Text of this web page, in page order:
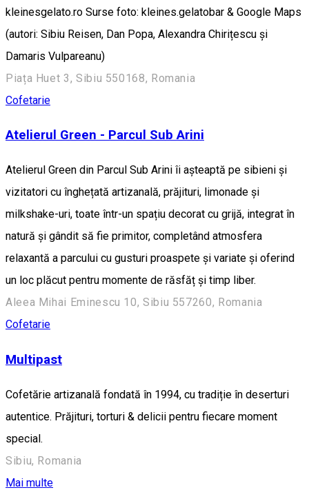
kleinesgelato.ro Surse foto: kleines.gelatobar & Google Maps
(autori: Sibiu Reisen, Dan Popa, Alexandra Chirițescu și
Damaris Vulpareanu)
Piața Huet 3, Sibiu 550168, Romania
Cofetarie
Atelierul Green - Parcul Sub Arini
Atelierul Green din Parcul Sub Arini îi așteaptă pe sibieni și
vizitatori cu înghețată artizanală, prăjituri, limonade și
milkshake-uri, toate într-un spațiu decorat cu grijă, integrat în
natură și gândit să fie primitor, completând atmosfera
relaxantă a parcului cu gusturi proaspete și variate și oferind
un loc plăcut pentru momente de răsfăț și timp liber.
Aleea Mihai Eminescu 10, Sibiu 557260, Romania
Cofetarie
Multipast
Cofetărie artizanală fondată în 1994, cu tradiție în deserturi
autentice. Prăjituri, torturi & delicii pentru fiecare moment
special.
Sibiu, Romania
Mai multe